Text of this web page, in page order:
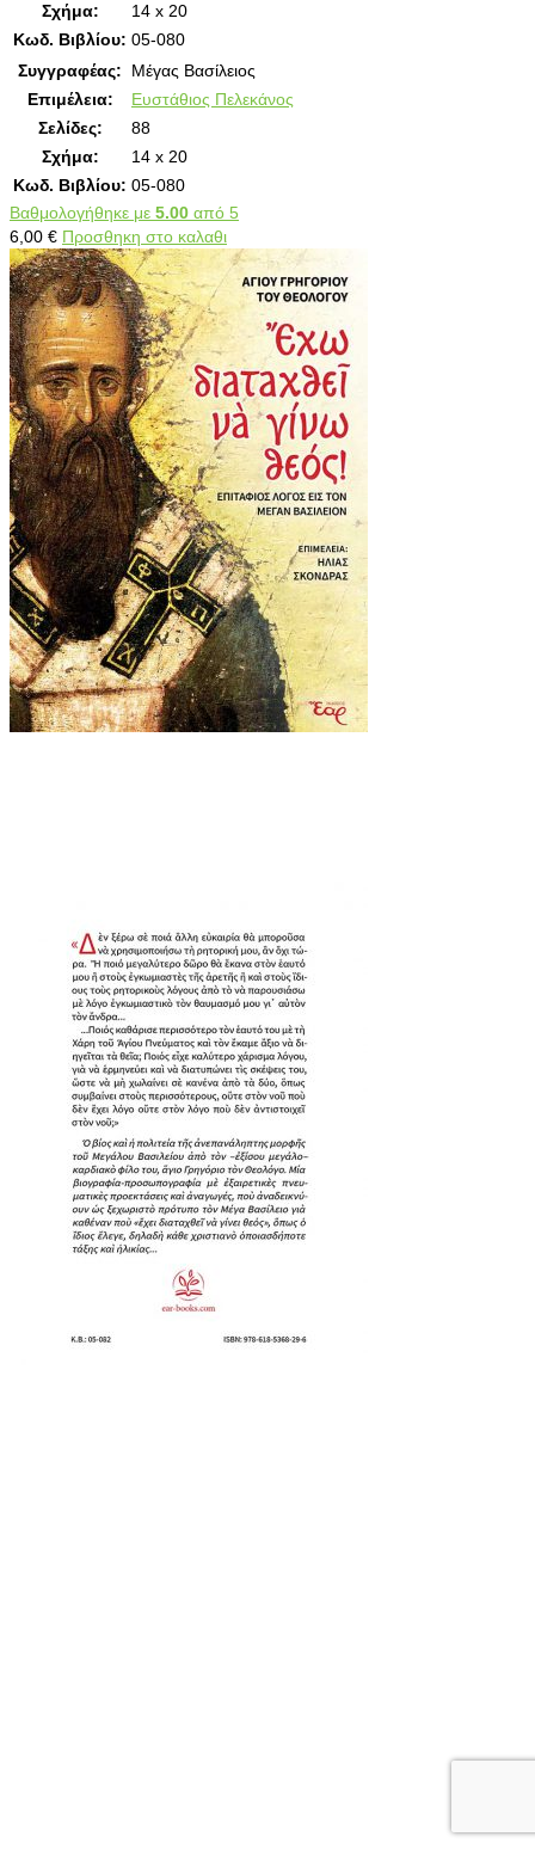
Σχήμα:
14 x 20
Κωδ. Βιβλίου: 05-080
Συγγραφέας:
Μέγας Βασίλειος
Επιμέλεια:
Ευστάθιος Πελεκάνος
Σελίδες:
88
Σχήμα:
14 x 20
Κωδ. Βιβλίου: 05-080
Βαθμολογήθηκε με 5.00 από 5
6,00 € Προσθηκη στο καλαθι